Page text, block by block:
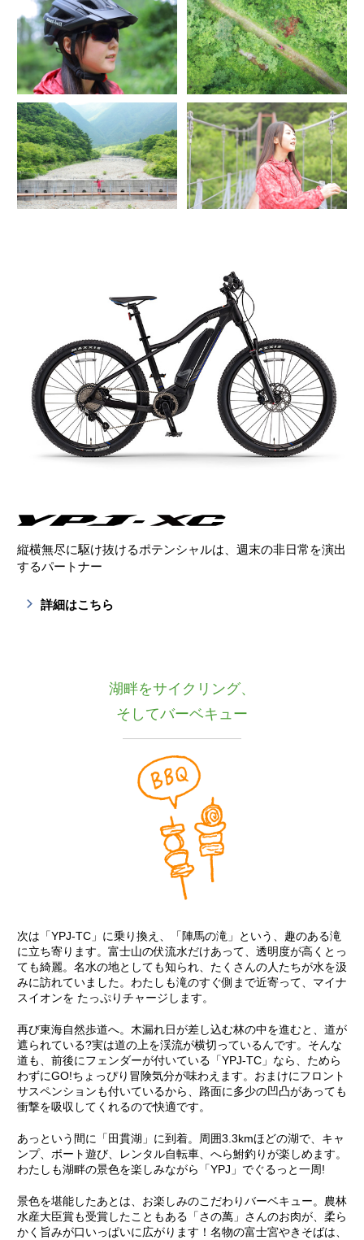
縦横無尽に駆け抜けるポテンシャルは、 週末の非日常を演出
するパートナー
詳細はこちら
湖畔をサイクリング、
そしてバーベキュー
次は「YPJ-TC」に乗り換え、「陣馬の滝」という、趣のある滝
に立ち寄ります。富士山の伏流水だけあって、透明度が高くとっ
ても綺麗。名水の地としても知られ、たくさんの人たちが水を汲
みに訪れていました。わたしも滝のすぐ側まで近寄って、マイナ
スイオンを たっぷりチャージします。
再び東海自然歩道へ。木漏れ日が差し込む林の中を進むと、道が
遮られている?実は道の上を渓流が横切っているんです。そんな
道も、前後にフェンダーが付いている「YPJ-TC」なら、ためら
わずにGO!ちょっぴり冒険気分が味わえます。おまけにフロント
サスペンションも付いているから、路面に多少の凹凸があっても
衝撃を吸収してくれるので快適です。
あっという間に「田貫湖」に到着。周囲3.3kmほどの湖で、キャ
ンプ、ボート遊び、レンタル自転車、へら鮒釣りが楽しめます。
わたしも湖畔の景色を楽しみながら「YPJ」でぐるっと一周!
景色を堪能したあとは、お楽しみのこだわりバーベキュー。農林
水産大臣賞も受賞したこともある「さの萬」さんのお肉が、柔ら
かく旨みが口いっぱいに広がります！名物の富士宮やきそばは、